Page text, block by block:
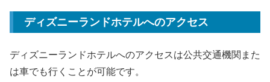
ディズニーランドホテルへのアクセス
ディズニーランドホテルへのアクセスは公共交通機関また
は車でも行くことが可能です。